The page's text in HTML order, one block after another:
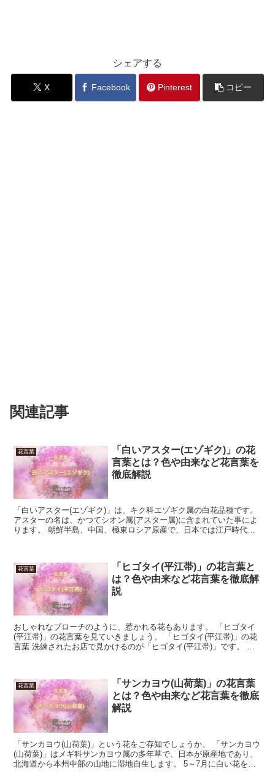
シェアする
X Facebook Pinterest コピー
関連記事
花言葉
「白いアスター(エゾギク)」の花
言葉とは？色や由来など花言葉を
徹底解説
「白いアスター(エゾギク)」は、キク科エゾギク属の白花品種です。
アスターの名は、かつてシオン属(アスター属)に含まれていた事によ
ります。 朝鮮半島、中国、極東ロシア原産で、日本では江戸時代か
花言葉
「ヒゴタイ(平江帯)」の花言葉と
は？色や由来など花言葉を徹底解
説
おしゃれなブローチのように、惹かれる花もあります。 「ヒゴタイ
(平江帯)」の花言葉を見ていきましょう。 「ヒゴタイ(平江帯)」の花
言葉 洗練されたお店で見かけるのが「ヒゴタイ(平江帯)」です。 自
花言葉
「サンカヨウ(山荷葉)」の花言葉
とは？色や由来など花言葉を徹底
解説
「サンカヨウ(山荷葉)」という花をご存知でしょうか。 「サンカヨウ
(山荷葉)」はメギ科サンカヨウ属の多年草で、日本が原産地であり、
北海道から本州中部の山地に湿地自生します。 5～7月に白い花を咲